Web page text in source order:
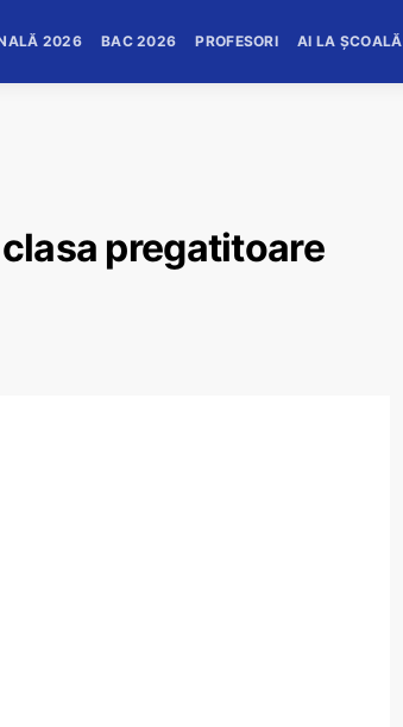
2026 BAC 2026 PROFESORI AI LA ȘCOALĂ
pregatitoare